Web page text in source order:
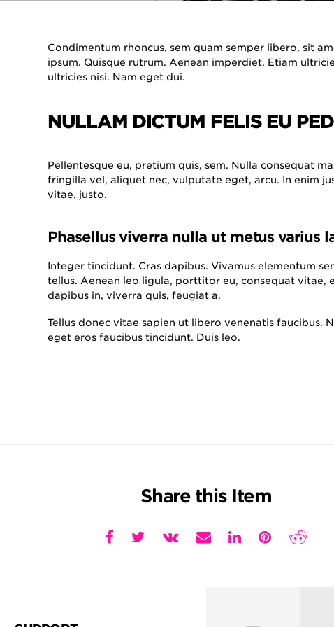
Condimentum rhoncus, sem quam semper libero, sit
ipsum. Quisque rutrum. Aenean imperdiet. Etiam
ultricies nisi. Nam eget dui.
NULLAM DICTUM FELIS EU
Pellentesque eu, pretium quis, sem. Nulla consequat
fringilla vel, aliquet nec, vulputate eget, arcu. In enim
vitae, justo.
Phasellus viverra nulla ut metus varius
Integer tincidunt. Cras dapibus. Vivamus elementum
tellus. Aenean leo ligula, porttitor eu, consequat vitae,
dapibus in, viverra quis, feugiat a.
Tellus donec vitae sapien ut libero venenatis faucibus.
eget eros faucibus tincidunt. Duis leo.
Share this Item